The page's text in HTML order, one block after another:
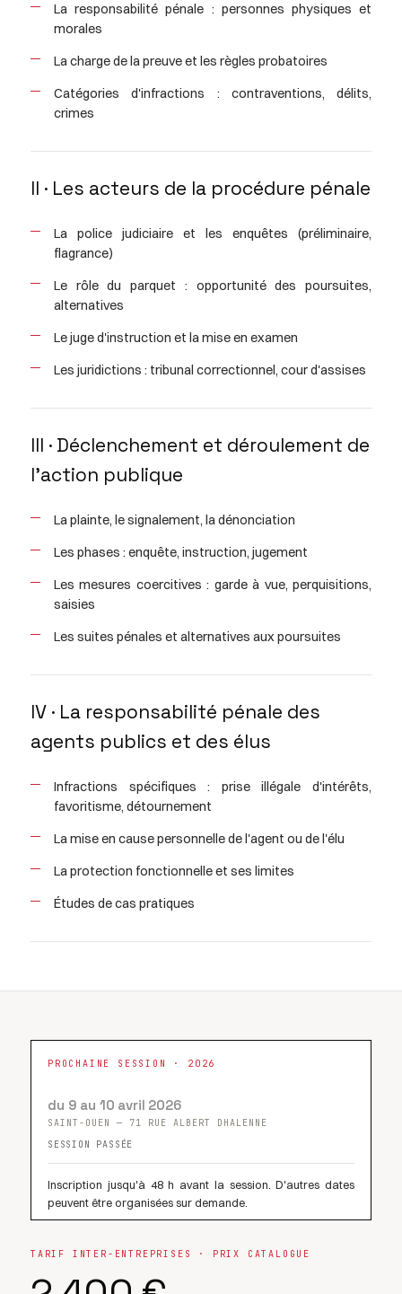
La responsabilité pénale : personnes physiques et
morales
La charge de la preuve et les règles probatoires
Catégories d'infractions : contraventions, délits,
crimes
II · Les acteurs de la procédure pénale
La police judiciaire et les enquêtes (préliminaire,
flagrance)
Le rôle du parquet : opportunité des poursuites,
alternatives
Le juge d'instruction et la mise en examen
Les juridictions : tribunal correctionnel, cour d'assises
III · Déclenchement et déroulement de
l'action publique
La plainte, le signalement, la dénonciation
Les phases : enquête, instruction, jugement
Les mesures coercitives : garde à vue, perquisitions,
saisies
Les suites pénales et alternatives aux poursuites
IV · La responsabilité pénale des
agents publics et des élus
Infractions spécifiques : prise illégale d'intérêts,
favoritisme, détournement
La mise en cause personnelle de l'agent ou de l'élu
La protection fonctionnelle et ses limites
Études de cas pratiques
PROCHAINE SESSION · 2026
du 9 au 10 avril 2026
SAINT-OUEN — 71 RUE ALBERT DHALENNE
SESSION PASSÉE
Inscription jusqu'à 48 h avant la session. D'autres dates
peuvent être organisées sur demande.
TARIF INTER-ENTREPRISES · PRIX CATALOGUE